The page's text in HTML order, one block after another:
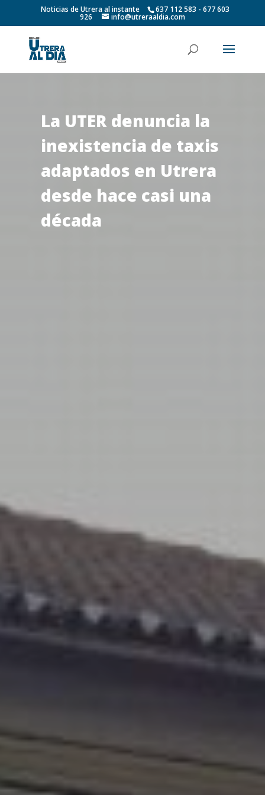
Noticias de Utrera al instante 637 112 583 - 677 603
926 info@utreraaldia.com
La UTER denuncia la
inexistencia de taxis
adaptados en Utrera
desde hace casi una
década